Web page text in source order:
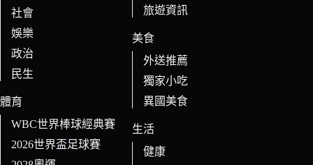
社會
娛樂
政治
民生
體育
WBC世界棒球經典賽
2026世界盃足球賽
旅遊資訊
美食
外送推薦
獨家小吃
異國美食
生活
健康